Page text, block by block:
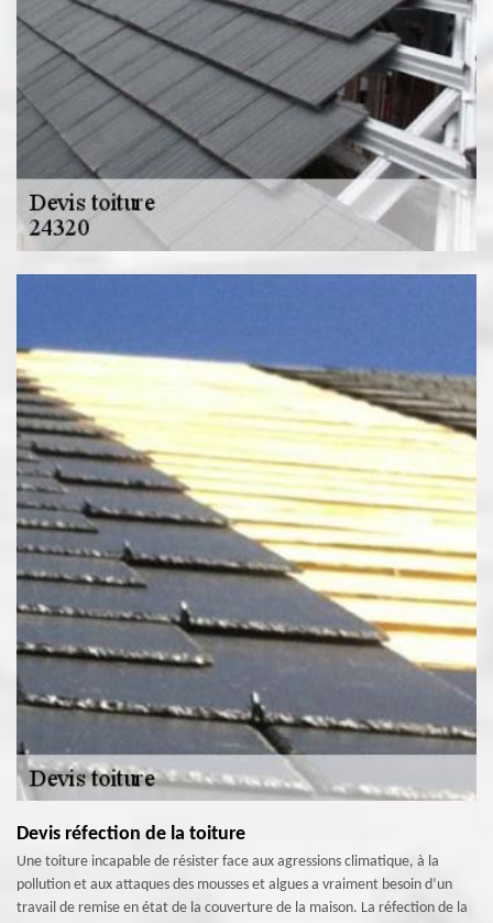
Devis réfection de la toiture
Une toiture incapable de résister face aux agressions climatique, à la
pollution et aux attaques des mousses et algues a vraiment besoin d’un
travail de remise en état de la couverture de la maison. La réfection de la